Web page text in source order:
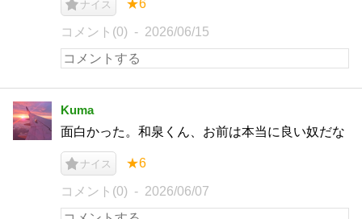
ナイス ★6
コメント(0) 2026/06/15
Kuma
面白かった。和泉くん、お前は本当に良い奴だな
ナイス ★6
コメント(0) 2026/06/07